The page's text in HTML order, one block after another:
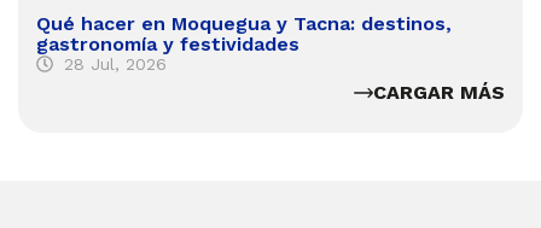
Qué hacer en Moquegua y Tacna: destinos,
gastronomía y festividades
28 Jul, 2026
CARGAR MÁS